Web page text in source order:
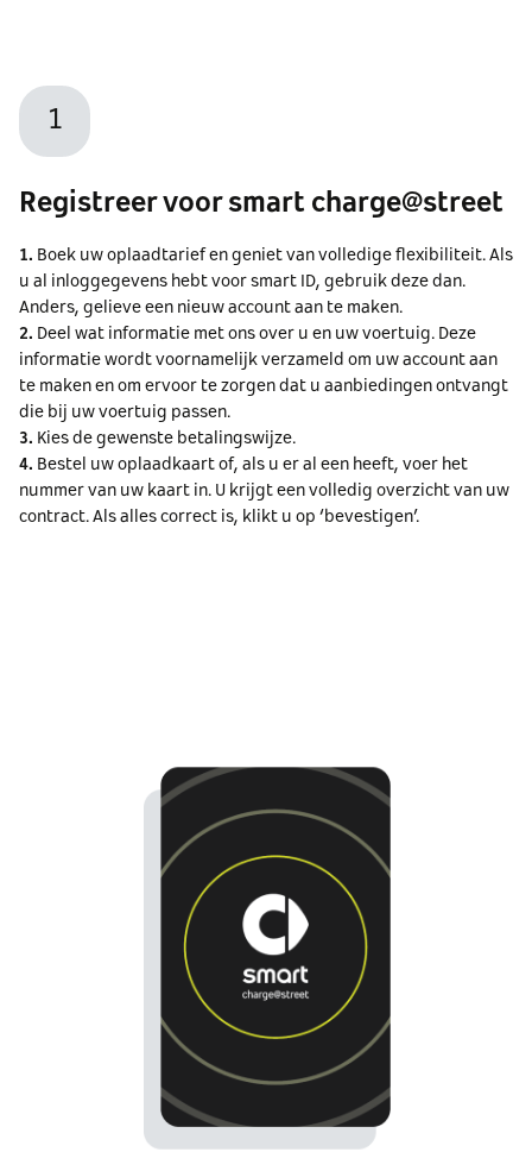
1
Registreer voor smart charge@street
1. Boek uw oplaadtarief en geniet van volledige flexibiliteit. Als
u al inloggegevens hebt voor smart ID, gebruik deze dan.
Anders, gelieve een nieuw account aan te maken.
2. Deel wat informatie met ons over u en uw voertuig. Deze
informatie wordt voornamelijk verzameld om uw account aan
te maken en om ervoor te zorgen dat u aanbiedingen ontvangt
die bij uw voertuig passen.
3. Kies de gewenste betalingswijze.
4. Bestel uw oplaadkaart of, als u er al een heeft, voer het
nummer van uw kaart in. U krijgt een volledig overzicht van uw
contract. Als alles correct is, klikt u op ‘bevestigen’.